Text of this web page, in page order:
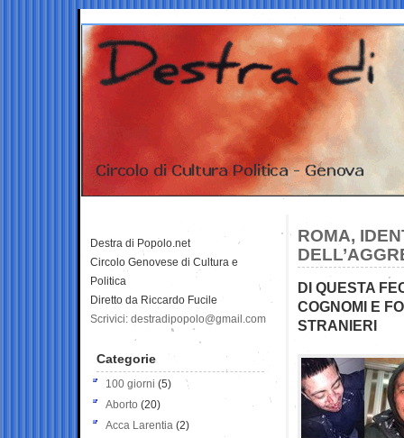
ROMA,
DI QUESTA
COGNOMI E
STRANIERI
Destra di Popolo.net
Circolo Genovese di Cultura e
Politica
Diretto da Riccardo Fucile
Scrivici: destradipopolo@gmail.com
Categorie
100 giorni (5)
Aborto (20)
Acca Larentia (2)